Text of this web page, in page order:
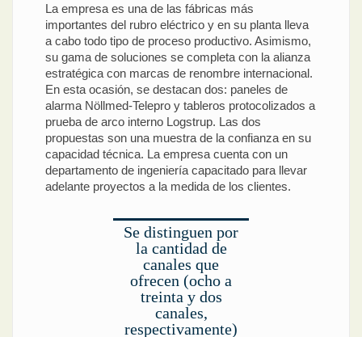
La empresa es una de las fábricas más
importantes del rubro eléctrico y en su planta lleva
a cabo todo tipo de proceso productivo. Asimismo,
su gama de soluciones se completa con la alianza
estratégica con marcas de renombre internacional.
En esta ocasión, se destacan dos: paneles de
alarma Nöllmed-Telepro y tableros protocolizados a
prueba de arco interno Logstrup. Las dos
propuestas son una muestra de la confianza en su
capacidad técnica. La empresa cuenta con un
departamento de ingeniería capacitado para llevar
adelante proyectos a la medida de los clientes.
Se distinguen por
la cantidad de
canales que
ofrecen (ocho a
treinta y dos
canales,
respectivamente)